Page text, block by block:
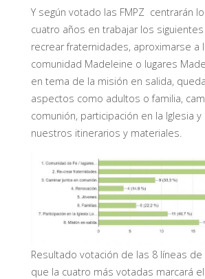
Y según votado las FMPZ centrarán
cuatro años en trabajar los
recrear fraternidades, aproximarse a
comunidad Madeleine o lugares
en tema de la misión en salida,
aspectos como adultos o familia,
comunión, participación en la Iglesia
nuestros itinerarios y materiales.
Resultado votación de las 8 líneas de
que la cuatro más votadas marcará